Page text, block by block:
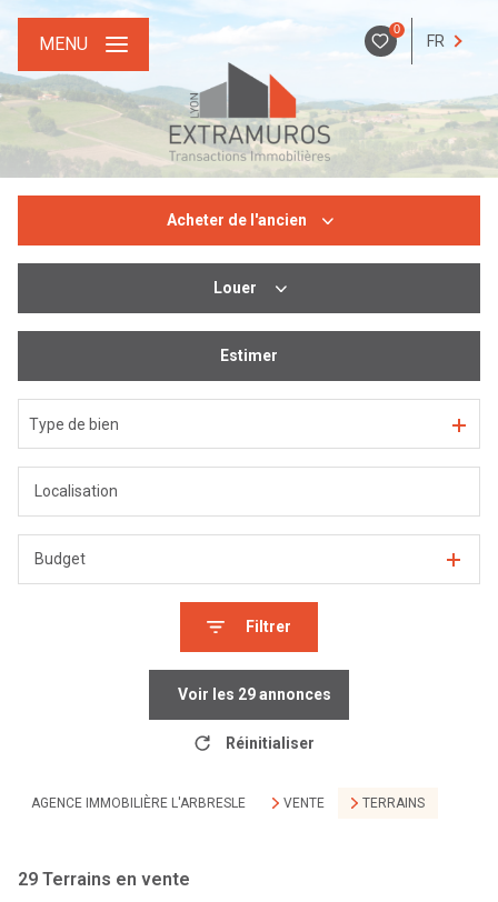
0
FR
MENU
Acheter de l'ancien
De l'immo pro
Louer
Estimer
Type de bien
Budget
Filtrer
Voir les 29annonces
Réinitialiser
AGENCE IMMOBILIÈRE L'ARBRESLE VENTE TERRAINS
29 Terrains en vente